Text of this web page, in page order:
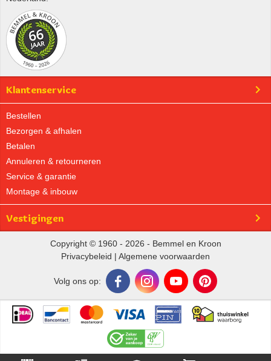
Klantenservice
Bestellen
Bezorgen & afhalen
Betalen
Annuleren & retourneren
Service & garantie
Montage & inbouw
Vestigingen
Copyright © 1960 - 2026 - Bemmel en Kroon
Privacybeleid | Algemene voorwaarden
Volg ons op: